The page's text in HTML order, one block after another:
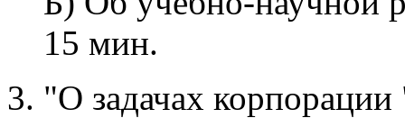
15 мин.
"О задачах